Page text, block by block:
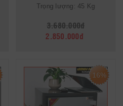
Trọng lượng: 45 Kg
3.680.000đ
2.850.000đ
16%